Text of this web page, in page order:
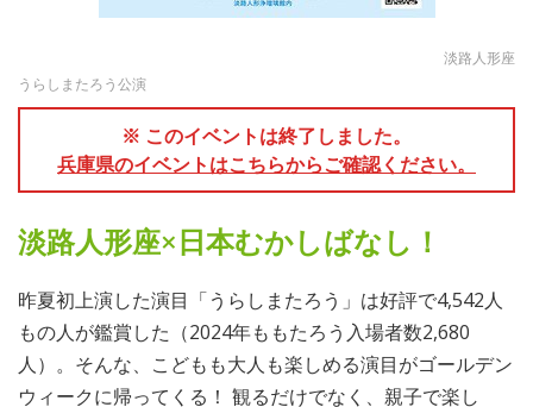
淡路人形座
うらしまたろう公演
※ このイベントは終了しました。
兵庫県のイベントはこちらからご確認ください。
淡路人形座×日本むかしばなし！
昨夏初上演した演目「うらしまたろう」は好評で4,542人
もの人が鑑賞した（2024年ももたろう入場者数2,680
人）。そんな、こどもも大人も楽しめる演目がゴールデン
ウィークに帰ってくる！ 観るだけでなく、親子で楽し